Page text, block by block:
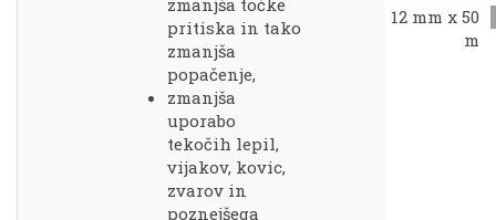
zmanjša točke
pritiska in tako
zmanjša
popačenje,
zmanjša
uporabo
tekočih lepil,
vijakov, kovic,
zvarov in
poznejšega
12 mm x 50
m